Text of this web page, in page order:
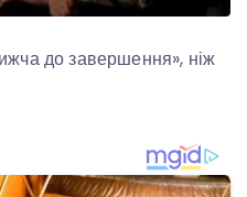
до завершення», ніж